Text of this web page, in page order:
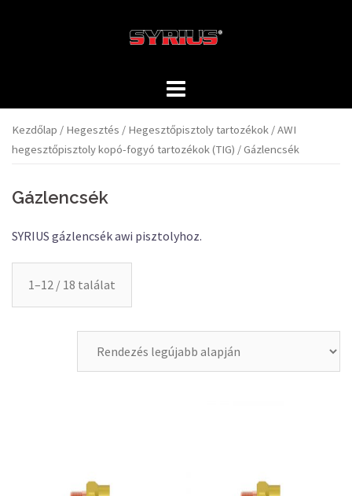
Kezdőlap / Hegesztés / Hegesztőpisztoly tartozékok /AWI
hegesztőpisztoly kopó-fogyó tartozékok (TIG) / Gázlencsék
Gázlencsék
SYRIUS gázlencsék awi pisztolyhoz.
1–12 / 18 találat